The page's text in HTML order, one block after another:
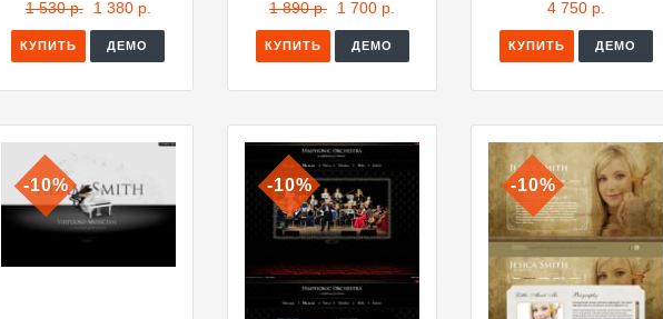
1 530 р. 1 380 р.
КУПИТЬ ДЕМО
1 890 р. 1 700 р.
КУПИТЬ ДЕМО
4 750 р.
КУПИТЬ ДЕМО
-10% -10% -10%